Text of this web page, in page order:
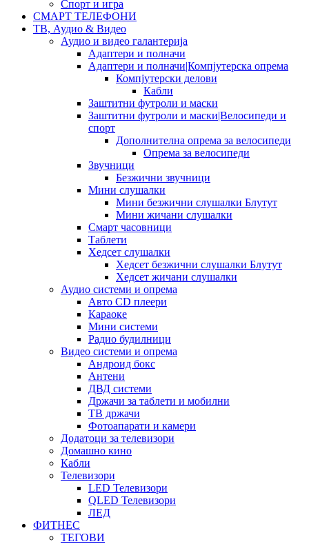
Спорт и игра
СМАРТ ТЕЛЕФОНИ
ТВ, Аудио & Видео
Аудио и видео галантерија
Адаптери и полначи
Адаптери и полначи|Компјутерска опрема
Компјутерски делови
Кабли
Заштитни футроли и маски
Заштитни футроли и маски|Велосипеди и
спорт
Дополнителна опрема за велосипеди
Опрема за велосипеди
Звучници
Безжични звучници
Мини слушалки
Мини безжични слушалки Блутут
Мини жичани слушалки
Смарт часовници
Таблети
Хедсет слушалки
Хедсет безжични слушалки Блутут
Хедсет жичани слушалки
Аудио системи и опрема
Авто CD плеери
Караоке
Мини системи
Радио будилници
Видео системи и опрема
Андроид бокс
Антени
ДВД системи
Држачи за таблети и мобилни
ТВ држачи
Фотоапарати и камери
Додатоци за телевизори
Домашно кино
Кабли
Телевизори
LED Телевизори
QLED Телевизори
ЛЕД
ФИТНЕС
ТЕГОВИ